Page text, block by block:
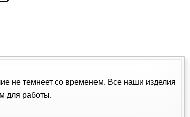
не темнеет со временем. Все наши изделия
для работы.